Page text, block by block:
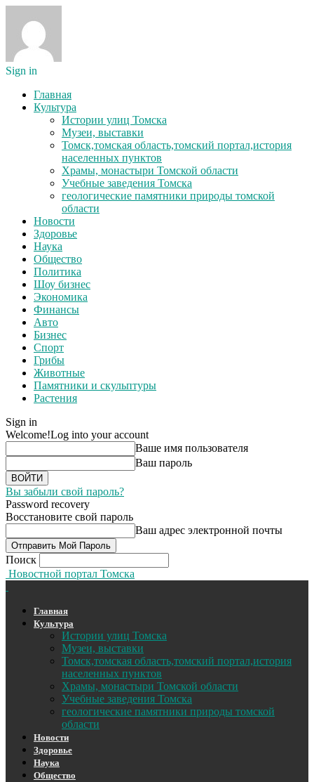
Sign in
Главная
Культура
Истории улиц Томска
Музеи, выставки
Томск,томская область,томский портал,история
населенных пунктов
Храмы, монастыри Томской области
Учебные заведения Томска
геологические памятники природы томской
области
Новости
Здоровье
Наука
Общество
Политика
Шоу бизнес
Экономика
Финансы
Авто
Бизнес
Спорт
Грибы
Животные
Памятники и скульптуры
Растения
Sign in
Welcome!Log into your account
Ваше имя пользователя
Ваш пароль
Вы забыли свой пароль?
Password recovery
Восстановите свой пароль
Ваш адрес электронной почты
Поиск
Новостной портал Томска
Главная
Культура
Истории улиц Томска
Музеи, выставки
Томск,томская область,томский портал,история
населенных пунктов
Храмы, монастыри Томской области
Учебные заведения Томска
геологические памятники природы томской
области
Новости
Здоровье
Наука
Общество